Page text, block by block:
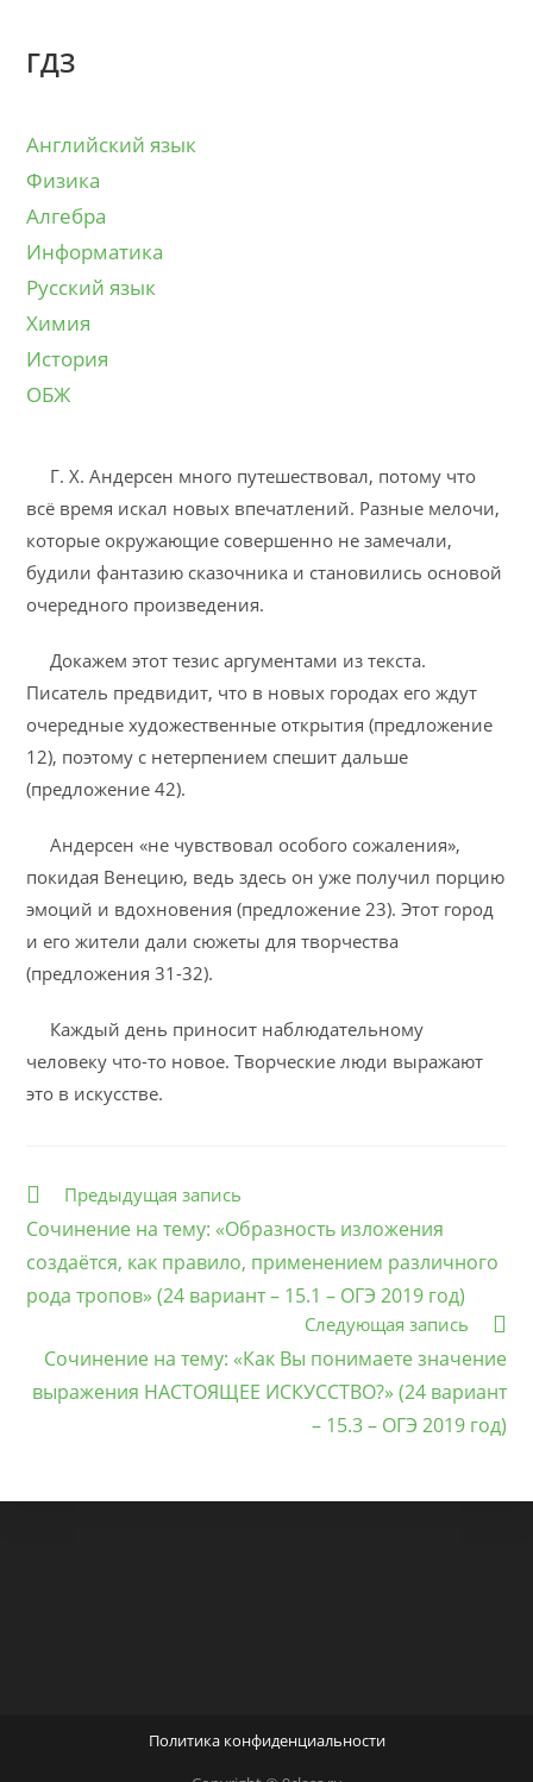
ГДЗ
Английский язык
Физика
Алгебра
Информатика
Русский язык
Химия
История
ОБЖ
Г. Х. Андерсен много путешествовал, потому что
всё время искал новых впечатлений. Разные мелочи,
которые окружающие совершенно не замечали,
будили фантазию сказочника и становились основой
очередного произведения.
Докажем этот тезис аргументами из текста.
Писатель предвидит, что в новых городах его ждут
очередные художественные открытия (предложение
12), поэтому с нетерпением спешит дальше
(предложение 42).
Андерсен «не чувствовал особого сожаления»,
покидая Венецию, ведь здесь он уже получил порцию
эмоций и вдохновения (предложение 23). Этот город
и его жители дали сюжеты для творчества
(предложения 31-32).
Каждый день приносит наблюдательному
человеку что-то новое. Творческие люди выражают
это в искусстве.
Еще
Предыдущая запись
Сочинение на тему: «Образность изложения
создаётся, как правило, применением различного
рода тропов» (24 вариант – 15.1 – ОГЭ 2019 год)
Следующая запись
Сочинение на тему: «Как Вы понимаете значение
выражения НАСТОЯЩЕЕ ИСКУССТВО?» (24 вариант
– 15.3 – ОГЭ 2019 год)
Политика конфиденциальности